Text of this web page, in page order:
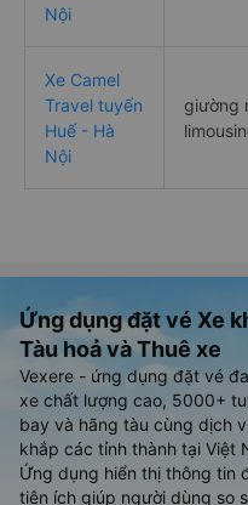
Nội
Xe Camel
Travel tuyến
Huế - Hà
Nội
giường
Ứng dụng đặt vé Xe
Tàu hoả và Thuê xe
Vexere - ứng dụng đặt vé
xe chất lượng cao, 5000+
bay và hãng tàu cùng dịch
khắp các tỉnh thành tại Việt
Ứng dụng hiển thị thông tin
tiện ích giúp người dùng so